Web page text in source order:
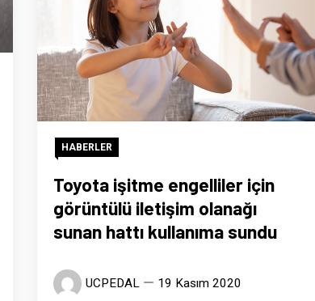
HABERLER
Toyota işitme engelliler için
görüntülü iletişim olanağı
sunan hattı kullanıma sundu
UCPEDAL 19 Kasım 2020